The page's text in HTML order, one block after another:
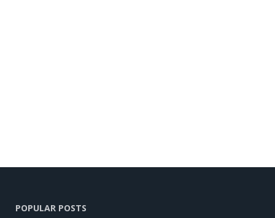
POPULAR POSTS